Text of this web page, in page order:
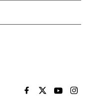
EL PAÍS BRASIL EN
EL PAÍSEL PAÍS
EL